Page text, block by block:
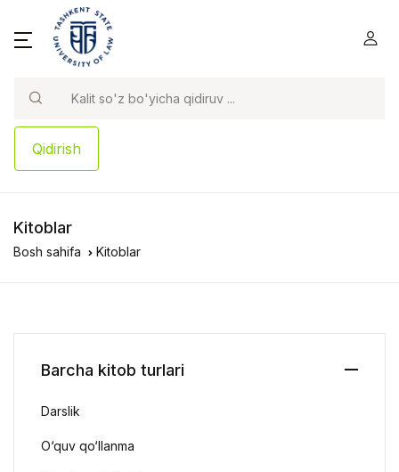
Qidirish
Kitoblar
Bosh sahifa Kitoblar
Barcha kitob turlari
Darslik
O‘quv qo‘llanma